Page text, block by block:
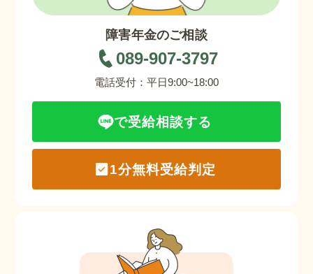
障害年金のご相談
089-907-3797
電話受付：平日9:00~18:00
で受給相談する
1分無料受給判定